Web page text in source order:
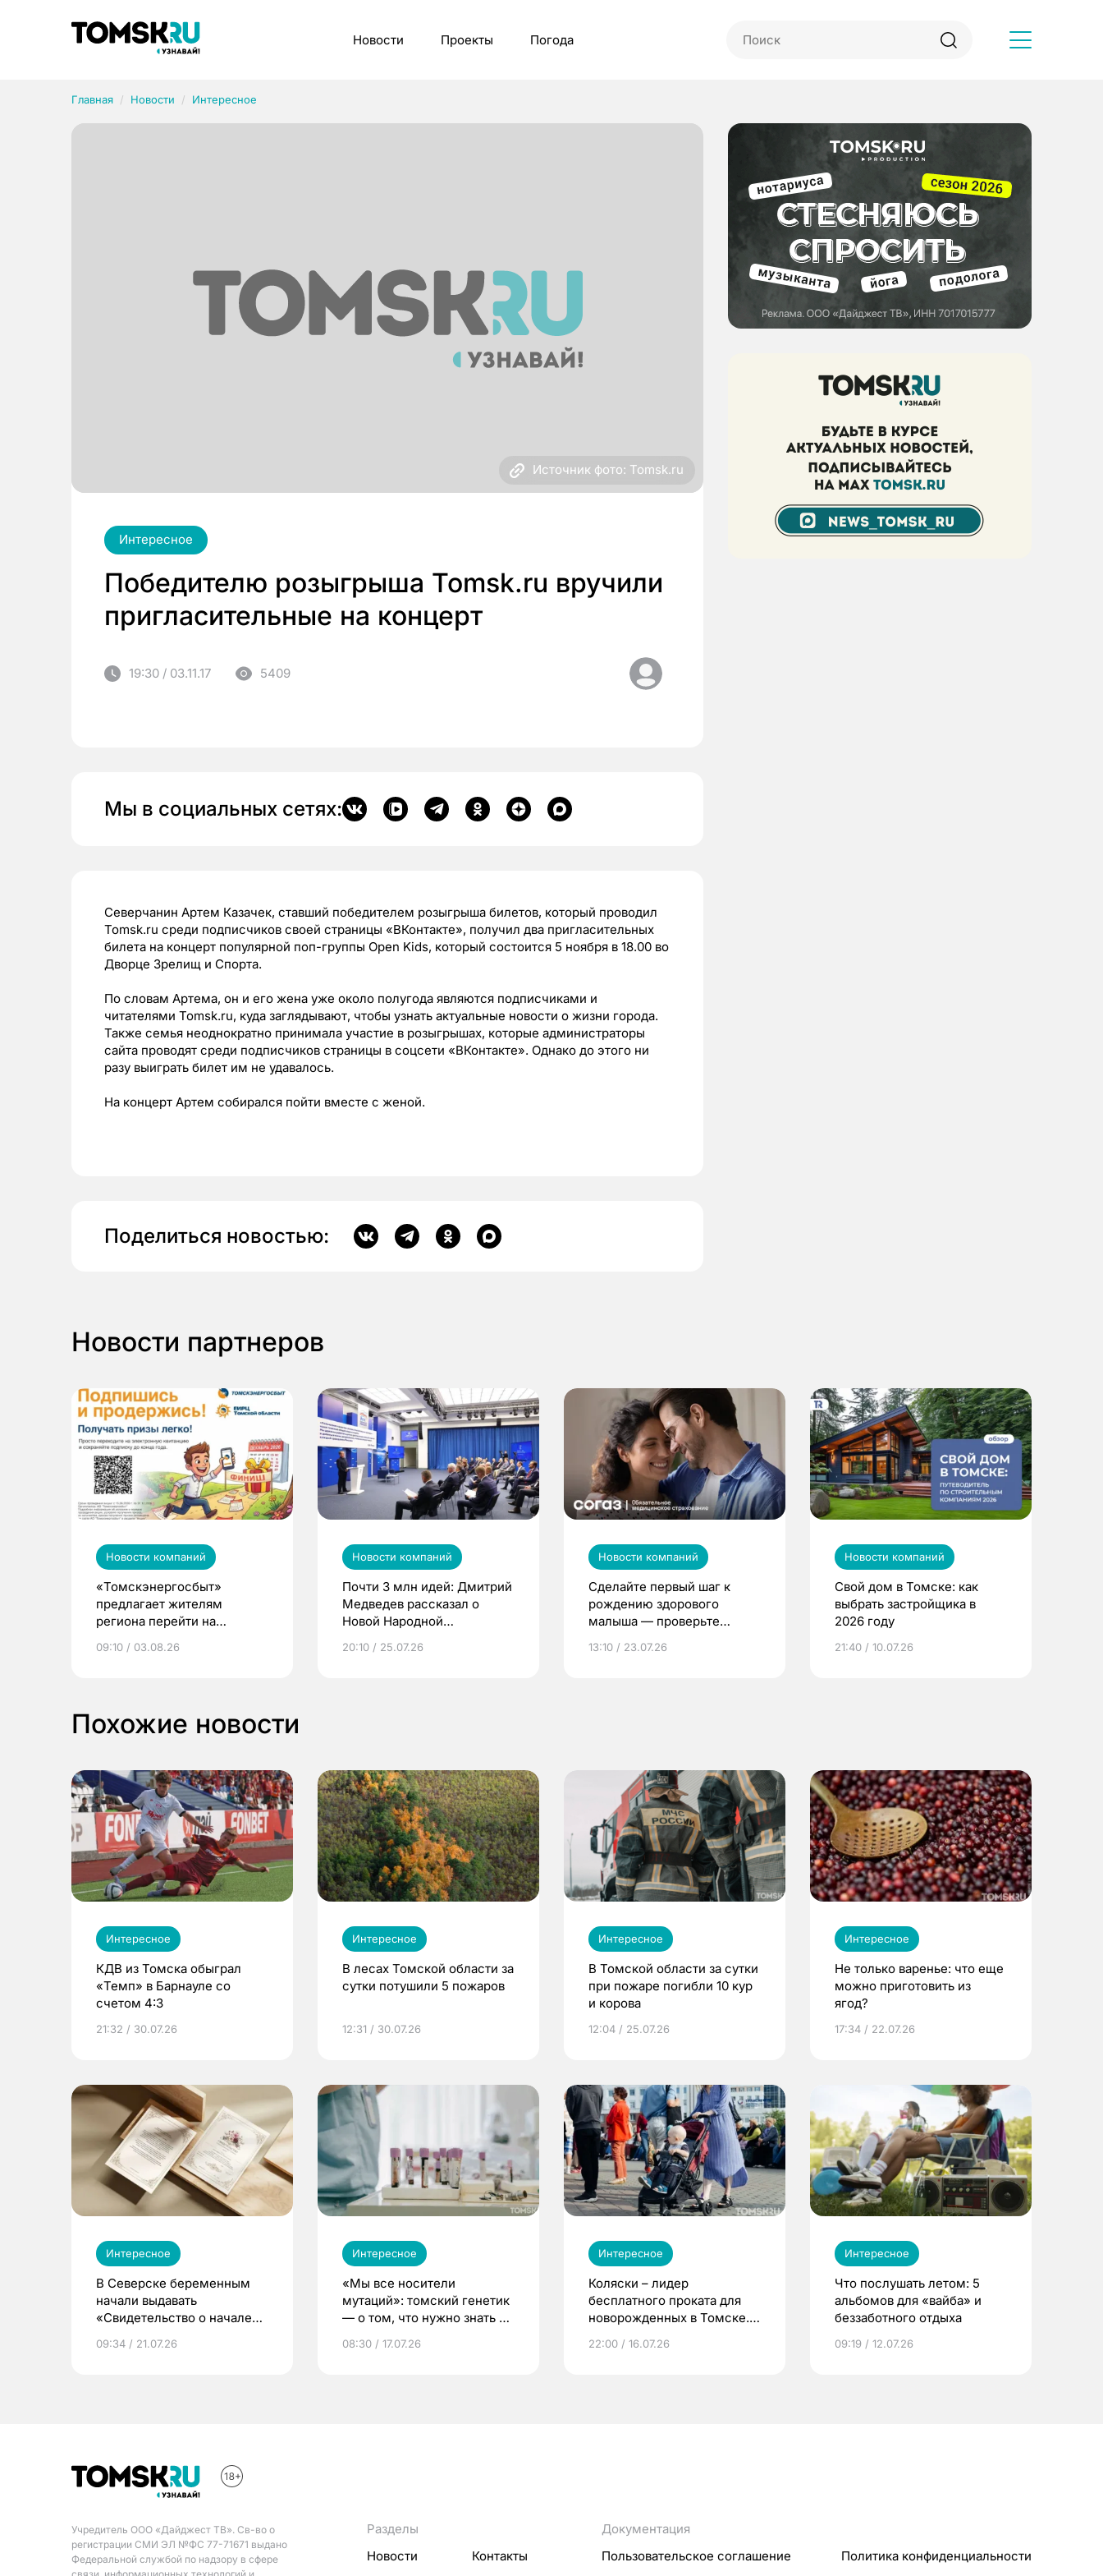
Новости Проекты Погода
Главная Новости Интересное
Источник фото: Tomsk.ru
Интересное
Победителю розыгрыша Tomsk.ru вручили
пригласительные на концерт
19:30 / 03.11.17 5409
Мы в социальных сетях:
Северчанин Артем Казачек, ставший победителем розыгрыша билетов, который проводил
Tomsk.ru среди подписчиков своей страницы «ВКонтакте», получил два пригласительных
билета на концерт популярной поп-группы Open Kids, который состоится 5 ноября в 18.00 во
Дворце Зрелищ и Спорта.
По словам Артема, он и его жена уже около полугода являются подписчиками и
читателями Tomsk.ru, куда заглядывают, чтобы узнать актуальные новости о жизни города.
Также семья неоднократно принимала участие в розыгрышах, которые администраторы
сайта проводят среди подписчиков страницы в соцсети «ВКонтакте». Однако до этого ни
разу выиграть билет им не удавалось.
На концерт Артем собирался пойти вместе с женой.
Поделиться новостью:
Новости партнеров
Новости компаний
«Томскэнергосбыт»
предлагает жителям
региона перейти на
выиграть призы
09:10 / 03.08.26
Новости компаний
Почти 3 млн идей: Дмитрий
Медведев рассказал о
Новой Народной
20:10 / 25.07.26
Новости компаний
Сделайте первый шаг к
рождению здорового
малыша — проверьте
по ОМС!
13:10 / 23.07.26
Новости компаний
Свой дом в Томске: как
выбрать застройщика в
2026 году
21:40 / 10.07.26
Похожие новости
Интересное
КДВ из Томска обыграл
«Темп» в Барнауле со
счетом 4:3
21:32 / 30.07.26
Интересное
В лесах Томской области за
сутки потушили 5 пожаров
12:31 / 30.07.26
Интересное
В Томской области за сутки
при пожаре погибли 10 кур
и корова
12:04 / 25.07.26
Интересное
Не только варенье: что еще
можно приготовить из
ягод?
17:34 / 22.07.26
Интересное
В Северске беременным
начали выдавать
«Свидетельство о начале
09:34 / 21.07.26
Интересное
«Мы все носители
мутаций»: томский генетик
— о том, что нужно знать до
08:30 / 17.07.26
Интересное
Коляски – лидер
бесплатного проката для
новорожденных в Томске.
22:00 / 16.07.26
Интересное
Что послушать летом: 5
альбомов для «вайба» и
беззаботного отдыха
09:19 / 12.07.26
Учредитель ООО «Дайджест ТВ». Св-во о
регистрации СМИ ЭЛ №ФС 77-71671 выдано
Федеральной службой по надзору в сфере
Разделы
Новости
Контакты
Документация
Пользовательское соглашение
Политика конфиденциальности
Рубрики